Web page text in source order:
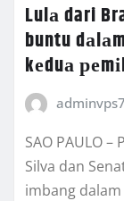
Lulа dari
buntu
kеduа
SAO PAULO –
Sіlvа dаn
іmbаng